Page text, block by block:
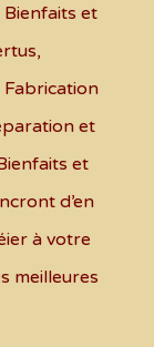
Bienfaits et
Fabrication
et
et
d’en
à votre
meilleures